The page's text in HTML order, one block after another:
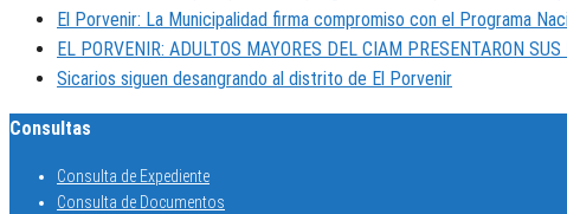
El Porvenir: La Municipalidad firma compromiso con el Programa
EL PORVENIR: ADULTOS MAYORES DEL CIAM PRESENTARON
Sicarios siguen desangrando al distrito de El Porvenir
Consultas
Consulta de Expediente
Consulta de Documentos